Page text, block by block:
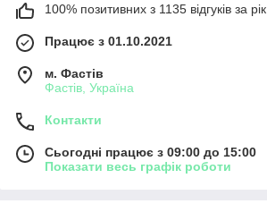
100% позитивних з 1135 відгуків за рік
Працює з 01.10.2021
м. Фастів
Фастів, Україна
Контакти
Сьогодні працює з 09:00 до 15:00
Показати весь графік роботи